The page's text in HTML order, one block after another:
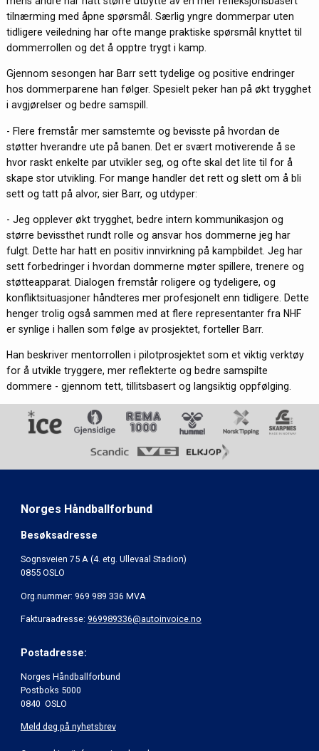
tilnærming med åpne spørsmål. Særlig yngre dommerpar uten
tidligere veiledning har ofte mange praktiske spørsmål knyttet til
dommerrollen og det å opptre trygt i kamp.
Gjennom sesongen har Barr sett tydelige og positive endringer
hos dommerparene han følger. Spesielt peker han på økt trygghet
i avgjørelser og bedre samspill.
- Flere fremstår mer samstemte og bevisste på hvordan de
støtter hverandre ute på banen. Det er svært motiverende å se
hvor raskt enkelte par utvikler seg, og ofte skal det lite til for å
skape stor utvikling. For mange handler det rett og slett om å bli
sett og tatt på alvor, sier Barr, og utdyper:
- Jeg opplever økt trygghet, bedre intern kommunikasjon og
større bevissthet rundt rolle og ansvar hos dommerne jeg har
fulgt. Dette har hatt en positiv innvirkning på kampbildet. Jeg har
sett forbedringer i hvordan dommerne møter spillere, trenere og
støtteapparat. Dialogen fremstår roligere og tydeligere, og
konfliktsituasjoner håndteres mer profesjonelt enn tidligere. Dette
henger trolig også sammen med at flere representanter fra NHF
er synlige i hallen som følge av prosjektet, forteller Barr.
Han beskriver mentorrollen i pilotprosjektet som et viktig verktøy
for å utvikle tryggere, mer reflekterte og bedre samspilte
dommere - gjennom tett, tillitsbasert og langsiktig oppfølging.
Norges Håndballforbund
Besøksadresse
Sognsveien 75 A (4. etg. Ullevaal Stadion)
0855 OSLO
Org.nummer: 969 989 336 MVA
Fakturaadresse: 969989336@autoinvoice.no
Postadresse:
Norges Håndballforbund
Postboks 5000
0840 OSLO
Meld deg på nyhetsbrev